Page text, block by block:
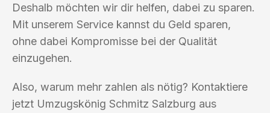
Deshalb möchten wir dir helfen, dabei zu sparen.
Mit unserem Service kannst du Geld sparen,
ohne dabei Kompromisse bei der Qualität
einzugehen.
Also, warum mehr zahlen als nötig? Kontaktiere
jetzt Umzugskönig Schmitz Salzburg aus